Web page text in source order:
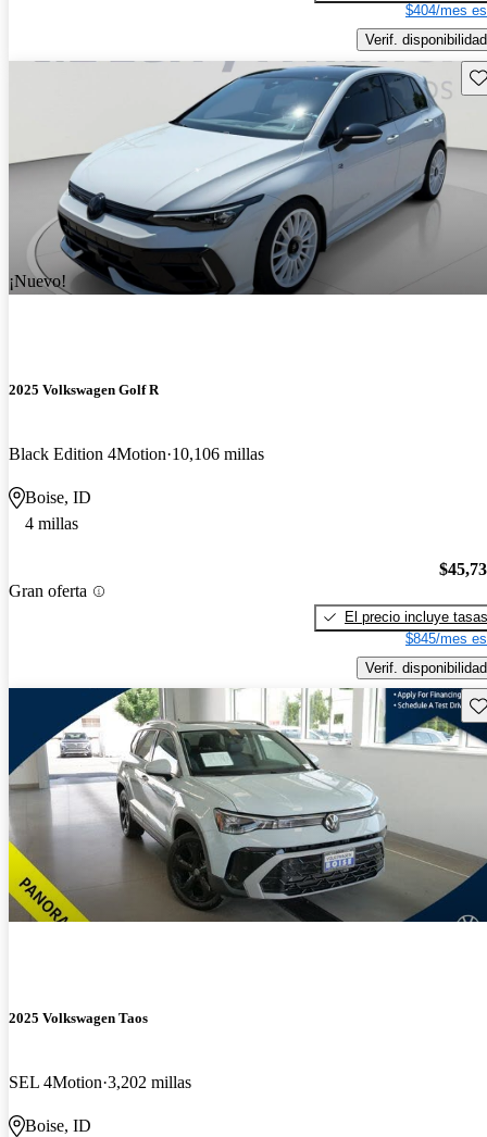
$404/mes
Verif. disponibilidad
¡Nuevo!
2025 Volkswagen Golf R
Black Edition 4Motion 10,106 millas
Boise, ID
4 millas
Gran oferta
El precio incluye tasas
$845/mes
Verif. disponibilidad
2025 Volkswagen Taos
SEL 4Motion 3,202 millas
Boise, ID